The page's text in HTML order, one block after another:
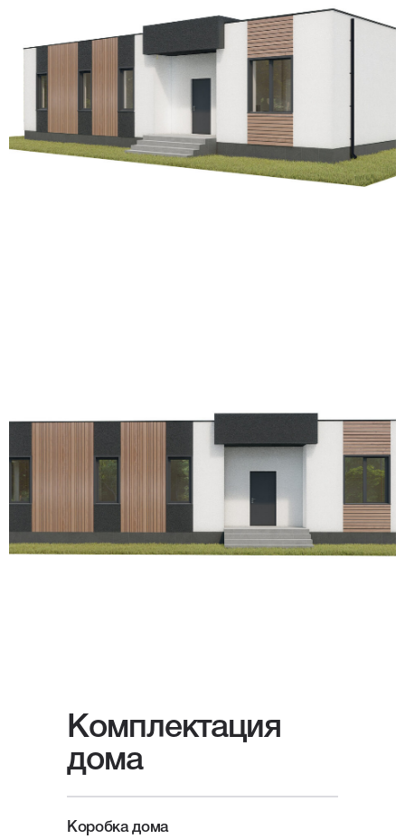
Для уточнения стоимости вашего
проекта свяжитесь с нами или
оставьте заявкуна обратный
Комплектация
дома
Коробка дома